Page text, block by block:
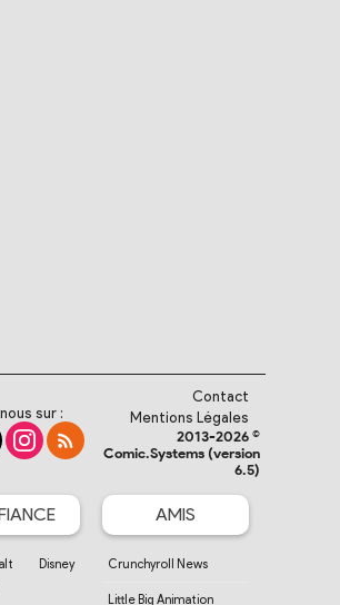
sur :
Contact
Mentions Légales
2013-2026 ©
Comic.Systems (version
6.5)
Disney
AMIS
Crunchyroll News
Little Big Animation